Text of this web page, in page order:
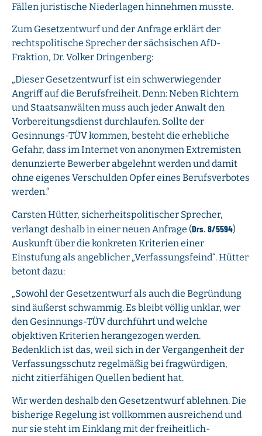
Fällen juristische Niederlagen hinnehmen musste.
Zum Gesetzentwurf und der Anfrage erklärt der
rechtspolitische Sprecher der sächsischen AfD-
Fraktion, Dr. Volker Dringenberg:
„Dieser Gesetzentwurf ist ein schwerwiegender
Angriff auf die Berufsfreiheit. Denn: Neben Richtern
und Staatsanwälten muss auch jeder Anwalt den
Vorbereitungsdienst durchlaufen. Sollte der
Gesinnungs-TÜV kommen, besteht die erhebliche
Gefahr, dass im Internet von anonymen Extremisten
denunzierte Bewerber abgelehnt werden und damit
ohne eigenes Verschulden Opfer eines Berufsverbotes
werden.“
Carsten Hütter, sicherheitspolitischer Sprecher,
verlangt deshalb in einer neuen Anfrage (Drs. 8/5594)
Auskunft über die konkreten Kriterien einer
Einstufung als angeblicher „Verfassungsfeind“. Hütter
betont dazu:
„Sowohl der Gesetzentwurf als auch die Begründung
sind äußerst schwammig. Es bleibt völlig unklar, wer
den Gesinnungs-TÜV durchführt und welche
objektiven Kriterien herangezogen werden.
Bedenklich ist das, weil sich in der Vergangenheit der
Verfassungsschutz regelmäßig bei fragwürdigen,
nicht zitierfähigen Quellen bedient hat.
Wir werden deshalb den Gesetzentwurf ablehnen. Die
bisherige Regelung ist vollkommen ausreichend und
nur sie steht im Einklang mit der freiheitlich-